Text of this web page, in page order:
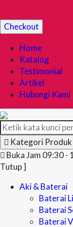
Checkout
Home
Katalog
Testimonial
Artikel
Hubungi Kami
Kategori Produk
Buka Jam 09:30 -
Tutup ]
Aki & Baterai
Baterai
Baterai
Baterai